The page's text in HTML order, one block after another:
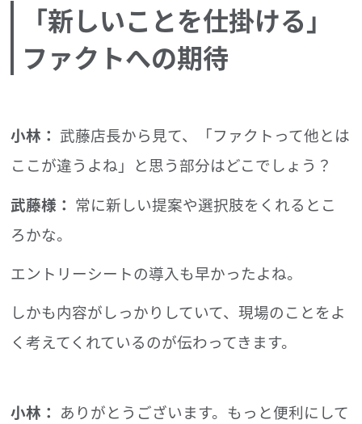
「新しいことを仕掛ける」
ファクトへの期待
小林： 武藤店長から見て、「ファクトって他とは
ここが違うよね」と思う部分はどこでしょう？
武藤様： 常に新しい提案や選択肢をくれるとこ
ろかな。
エントリーシートの導入も早かったよね。
しかも内容がしっかりしていて、現場のことをよ
く考えてくれているのが伝わってきます。
小林： ありがとうございます。もっと便利にして